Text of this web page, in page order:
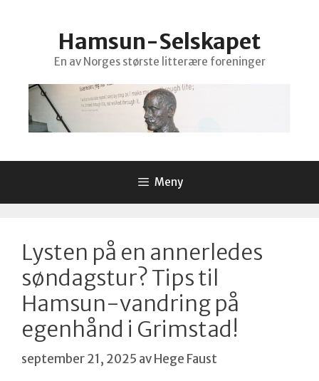
Hamsun-Selskapet
En av Norges største litterære foreninger
Meny
Lysten på en annerledes
søndagstur? Tips til
Hamsun-vandring på
egenhånd i Grimstad!
september 21, 2025 avHege Faust